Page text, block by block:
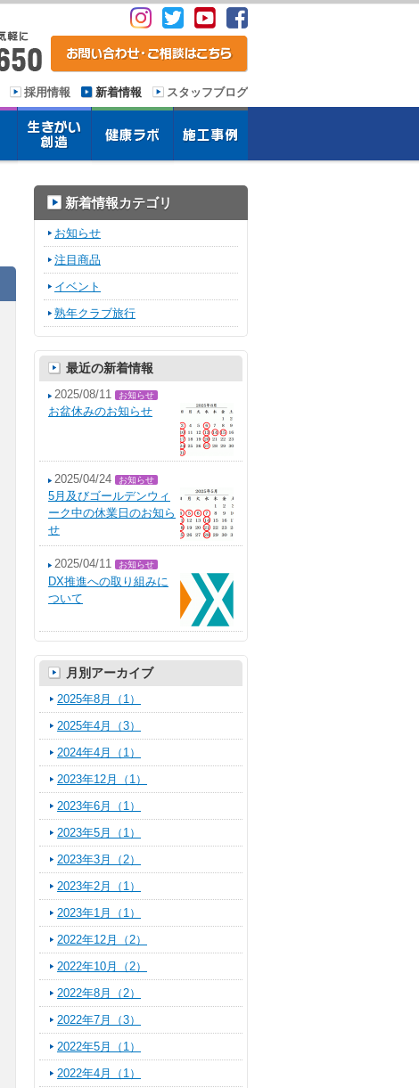
採用情報 新着情報 スタッフブログ
新着情報カテゴリ
お知らせ
注目商品
イベント
熟年クラブ旅行
最近の新着情報
2025/08/11 お知らせ
お盆休みのお知らせ
2025/04/24 お知らせ
5月及びゴールデンウィ
ーク中の休業日のお知ら
せ
2025/04/11 お知らせ
DX推進への取り組みに
ついて
月別アーカイブ
2025年8月（1）
2025年4月（3）
2024年4月（1）
2023年12月（1）
2023年6月（1）
2023年5月（1）
2023年3月（2）
2023年2月（1）
2023年1月（1）
2022年12月（2）
2022年10月（2）
2022年8月（2）
2022年7月（3）
2022年5月（1）
2022年4月（1）